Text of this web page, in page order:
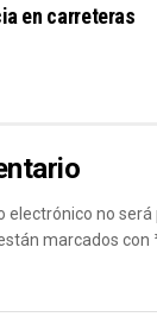
en carreteras
electrónico no será
marcados con